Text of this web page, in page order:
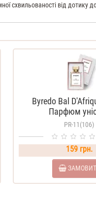
схвильованості від дотику
Byredo Bal
Парфюм
PR-11(106)
159 грн.